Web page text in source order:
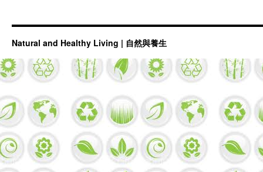
Natural and Healthy Living | 自然與養生